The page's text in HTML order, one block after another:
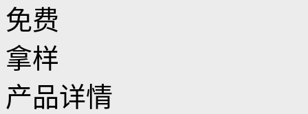
产品详情